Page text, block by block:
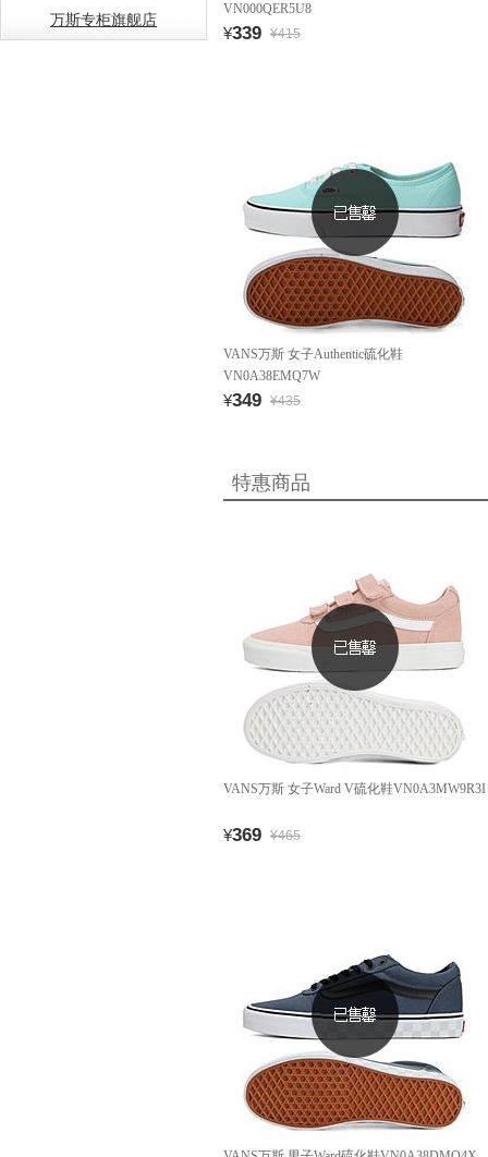
万斯专柜旗舰店
VN000QER5U8
¥339 ¥415
VANS万斯 女子Authentic硫化鞋
VN0A38EMQ7W
¥349 ¥435
特惠商品
VANS万斯 女子Ward V硫化鞋VN0A3MW9R3I
¥369 ¥465